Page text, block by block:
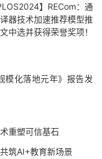
】RECom：通
器技术加速推荐模型推
中选并获得荣誉奖项！
模化落地元年》报告发
重塑可信基石
筑AI+教育新场景